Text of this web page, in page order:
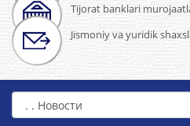
Tijorat banklari
Jismoniy va yuridik